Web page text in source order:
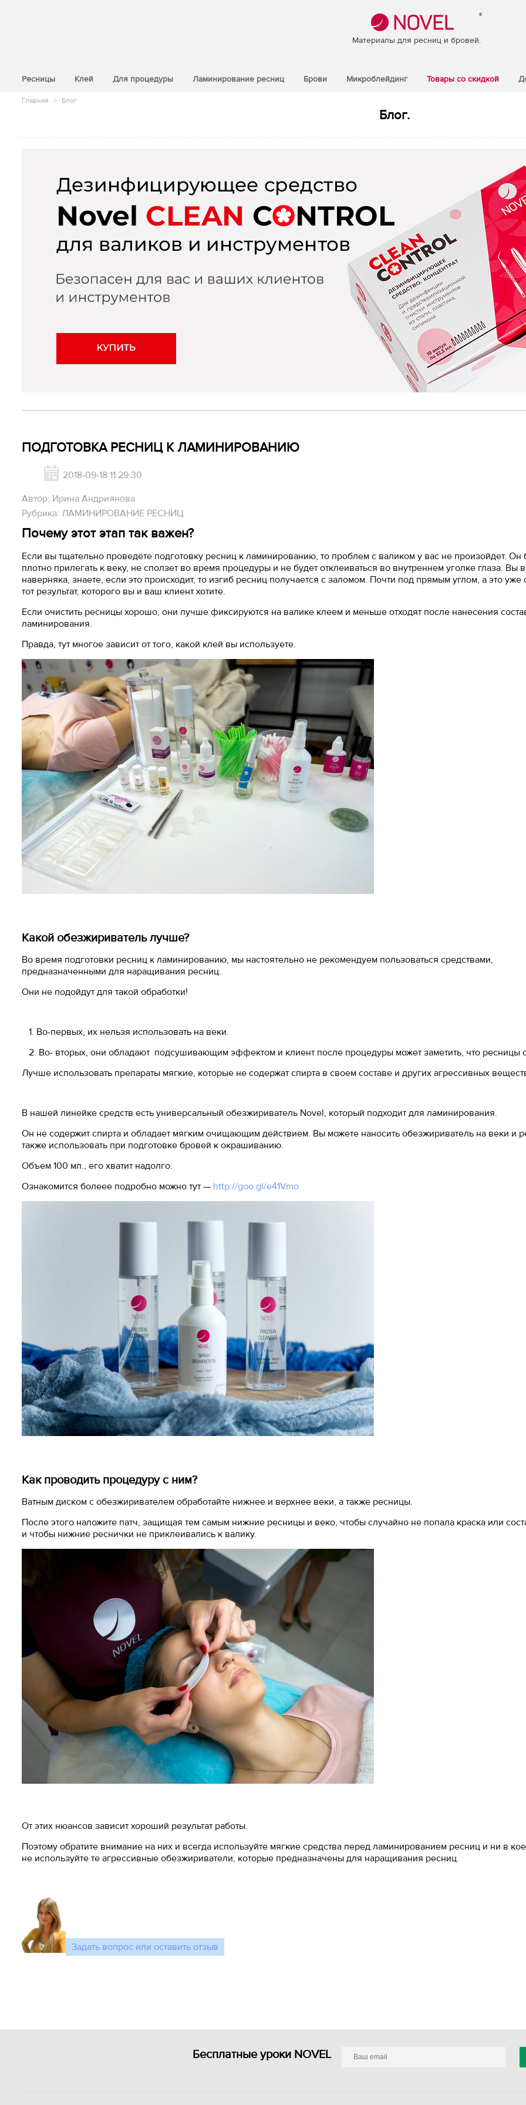
®
Материалы для ресниц и бровей.
Ресницы Клей Для процедуры Ламинирование ресниц Брови Микроблейдинг Товары со скидкой
Главная > Блог
Блог.
ПОДГОТОВКА РЕСНИЦ К ЛАМИНИРОВАНИЮ
2018-09-18 11:29:30
Автор: Ирина Андриянова
Рубрика: ЛАМИНИРОВАНИЕ РЕСНИЦ
Почему этот этап так важен?
Если вы тщательно проведёте подготовку ресниц к ламинированию, то проблем с валиком у вас не произойдет. Он
плотно прилегать к веку, не сползет во время процедуры и не будет отклеиваться во внутреннем уголке глаза. Вы
наверняка, знаете, если это происходит, то изгиб ресниц получается с заломом. Почти под прямым углом, а это уже
тот результат, которого вы и ваш клиент хотите.
Если очистить ресницы хорошо, они лучше фиксируются на валике клеем и меньше отходят после нанесения
ламинирования.
Правда, тут многое зависит от того, какой клей вы используете.
Какой обезжириватель лучше?
Во время подготовки ресниц к ламинированию, мы настоятельно не рекомендуем пользоваться средствами,
предназначенными для наращивания ресниц.
Они не подойдут для такой обработки!
1. Во-первых, их нельзя использовать на веки.
2. Во- вторых, они обладают подсушивающим эффектом и клиент после процедуры может заметить, что ресницы
Лучше использовать препараты мягкие, которые не содержат спирта в своем составе и других агрессивных
В нашей линейке средств есть универсальный обезжириватель Novel, который подходит для ламинирования.
Он не содержит спирта и обладает мягким очищающим действием. Вы можете наносить обезжириватель на веки и
также использовать при подготовке бровей к окрашиванию.
Объем 100 мл., его хватит надолго.
Ознакомится болеее подробно можно тут — http://goo.gl/e41Vmo
Как проводить процедуру с ним?
Ватным диском с обезжиривателем обработайте нижнее и верхнее веки, а также ресницы.
После этого наложите патч, защищая тем самым нижние ресницы и веко, чтобы случайно не попала краска или
и чтобы нижние реснички не приклеивались к валику.
От этих нюансов зависит хороший результат работы.
Поэтому обратите внимание на них и всегда используйте мягкие средства перед ламинированием ресниц и ни в
не используйте те агрессивные обезжириватели, которые предназначены для наращивания ресниц.
Задать вопрос или оставить отзыв
Бесплатные уроки NOVEL